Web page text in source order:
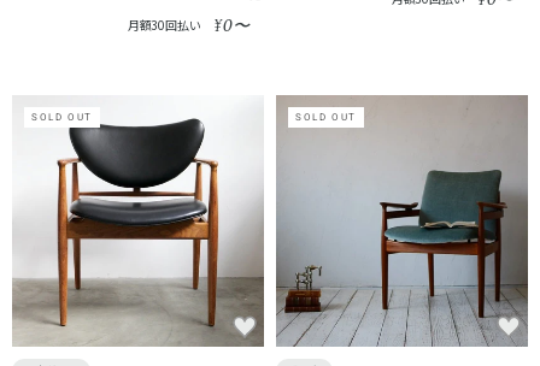
月額30回払い ¥0〜
SOLD OUT SOLD OUT